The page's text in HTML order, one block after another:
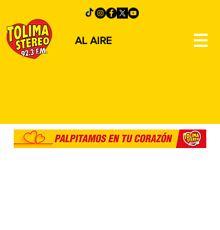
AL AIRE